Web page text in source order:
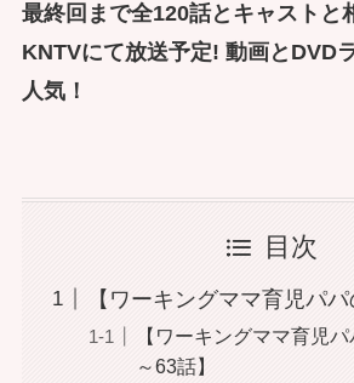
最終回まで全120話とキャストと
KNTVにて放送予定! 動画とDVD
人気！
目次
【ワーキングママ育児パパ
【ワーキングママ育児
～63話】